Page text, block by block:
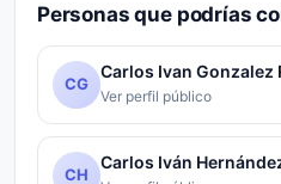
Personas que podrías
CG
Carlos Ivan Gonzalez
Ver perfil público
CH
Carlos Iván